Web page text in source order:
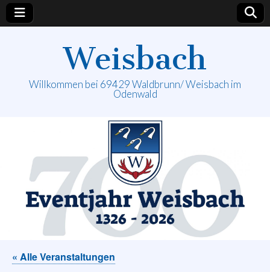
Weisbach
Willkommen bei 69429 Waldbrunn/ Weisbach im
Odenwald
« Alle Veranstaltungen